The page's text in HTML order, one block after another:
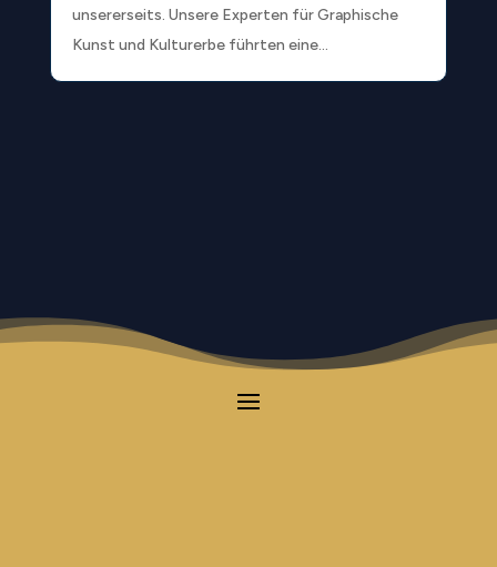
unsererseits. Unsere Experten für Graphische
Kunst und Kulturerbe führten eine...